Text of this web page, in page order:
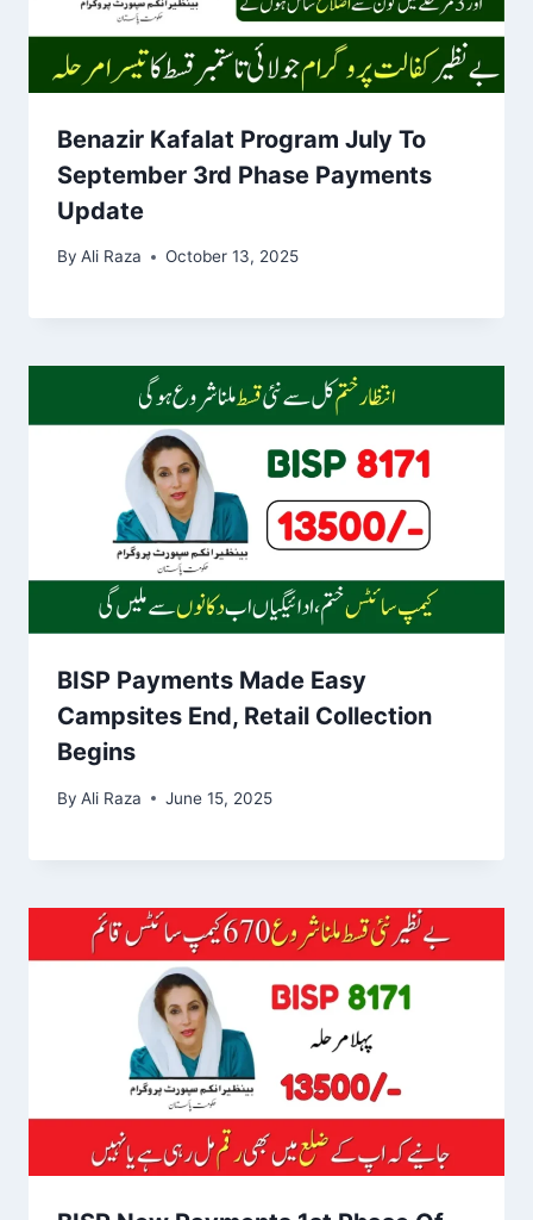
Benazir Kafalat Program July To
September 3rd Phase Payments
Update
By Ali Raza October 13, 2025
BISP Payments Made Easy
Campsites End, Retail Collection
Begins
By Ali Raza June 15, 2025